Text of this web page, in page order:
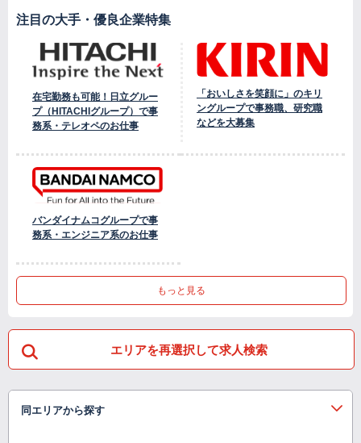
注目の大手・優良企業特集
在宅勤務も可能！日立グルー
プ（HITACHIグループ）で事
務系・テレオペのお仕事
「おいしさを笑顔に」のキリ
ングループで事務職、研究職
などを大募集
バンダイナムコグループで事
務系・エンジニア系のお仕事
もっと見る
エリアを再選択して求人検索
同エリアから探す